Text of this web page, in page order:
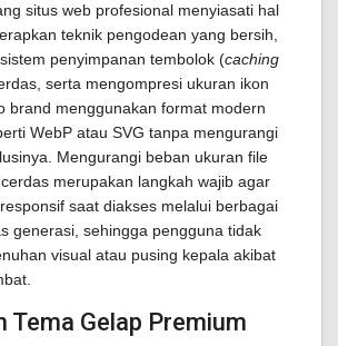
situs web profesional menyiasati hal
teknik pengodean yang bersih,
penyimpanan tembolok (caching
serta mengompresi ukuran ikon
brand menggunakan format modern
WebP atau SVG tanpa mengurangi
Mengurangi beban ukuran file
merupakan langkah wajib agar
saat diakses melalui berbagai
generasi, sehingga pengguna tidak
visual atau pusing kepala akibat
Tema Gelap Premium